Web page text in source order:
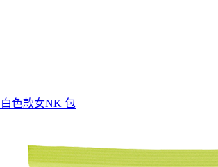
色款女NK 包